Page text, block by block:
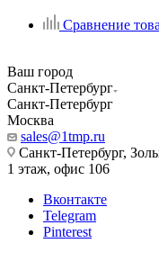
Сравнение
Ваш город
Санкт-Петербург
Санкт-Петербург
Москва
sales@1tmp.ru
Санкт-Петербург,
1 этаж, офис 106
Вконтакте
Telegram
Pinterest